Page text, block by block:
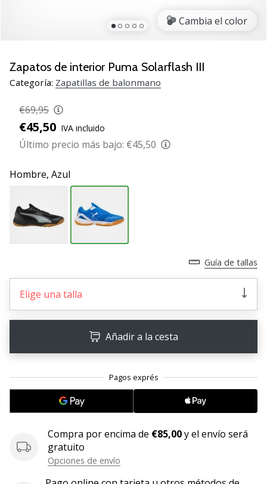
Accelerate
NITRO
SQD
Descubre
las
actualizaciones
y…
25. 11. 2024
•
embajador
Weplayhandball!
¿Te
jugón?
queremos
en
Mostrar
Cambia el color
Zapatos de interior Puma Solarflash III
Categoría: Zapatillas de balonmano
€69,95
€45,50 IVA incluido
Último precio más bajo: €45,50
Hombre, Azul
Guía de tallas
Elige una talla
Añadir a la cesta
Compra por encima de €85,00y el envío será
gratuito
Opciones de envío